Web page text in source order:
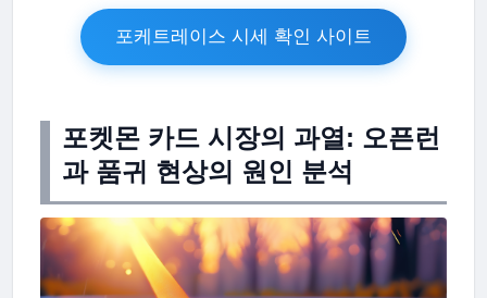
포케트레이스 시세 확인 사이트
포켓몬 카드 시장의 과열: 오픈런
과 품귀 현상의 원인 분석